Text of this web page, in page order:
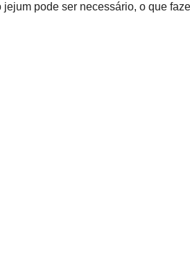
pode ser necessário, o que